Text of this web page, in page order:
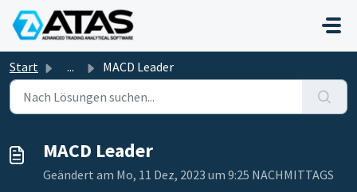
Zum hauptsächlichen Inhalt gehen
Start ... MACD Leader
MACD Leader
Geändert am Mo, 11 Dez, 2023 um 9:25 NACHMITTAGS